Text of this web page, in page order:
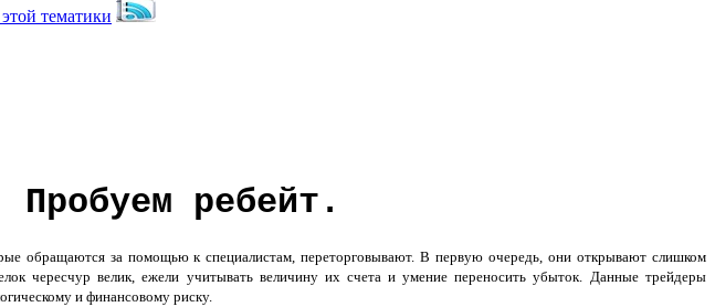
тематики
ребейт.
обращаются за помощью к специалистам, переторговывают. В первую очередь, они открывают слишком
чересчур велик, ежели учитывать величину их счета и умение переносить убыток. Данные трейдеры
и финансовому риску.